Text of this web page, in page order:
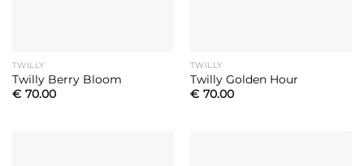
TWILLY
Twilly Berry Bloom
€ 70.00
TWILLY
Twilly Golden Hour
€ 70.00